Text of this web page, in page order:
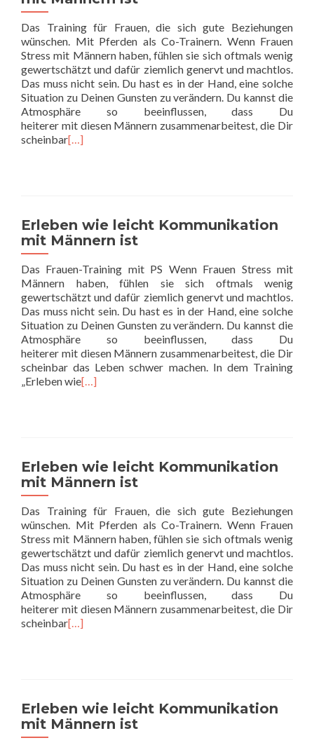
Das Training für Frauen, die sich gute Beziehungen
wünschen. Mit Pferden als Co-Trainern. Wenn Frauen
Stress mit Männern haben, fühlen sie sich oftmals wenig
gewertschätzt und dafür ziemlich genervt und machtlos.
Das muss nicht sein. Du hast es in der Hand, eine solche
Situation zu Deinen Gunsten zu verändern. Du kannst die
Atmosphäre so beeinflussen, dass Du
heiterer mit diesen Männern zusammenarbeitest, die Dir
scheinbar[…]
Erleben wie leicht Kommunikation
mit Männern ist
Das Frauen-Training mit PS Wenn Frauen Stress mit
Männern haben, fühlen sie sich oftmals wenig
gewertschätzt und dafür ziemlich genervt und machtlos.
Das muss nicht sein. Du hast es in der Hand, eine solche
Situation zu Deinen Gunsten zu verändern. Du kannst die
Atmosphäre so beeinflussen, dass Du
heiterer mit diesen Männern zusammenarbeitest, die Dir
scheinbar das Leben schwer machen. In dem Training
„Erleben wie[…]
Erleben wie leicht Kommunikation
mit Männern ist
Das Training für Frauen, die sich gute Beziehungen
wünschen. Mit Pferden als Co-Trainern. Wenn Frauen
Stress mit Männern haben, fühlen sie sich oftmals wenig
gewertschätzt und dafür ziemlich genervt und machtlos.
Das muss nicht sein. Du hast es in der Hand, eine solche
Situation zu Deinen Gunsten zu verändern. Du kannst die
Atmosphäre so beeinflussen, dass Du
heiterer mit diesen Männern zusammenarbeitest, die Dir
scheinbar[…]
Erleben wie leicht Kommunikation
mit Männern ist